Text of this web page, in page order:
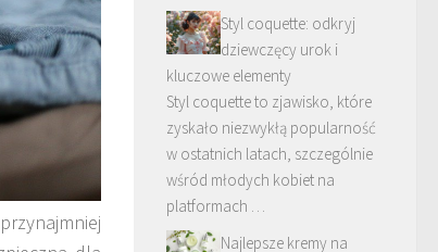
Styl coquette: odkryj
dziewczęcy urok i
kluczowe elementy
Styl coquette to zjawisko, które
zyskało niezwykłą popularność
w ostatnich latach, szczególnie
wśród młodych kobiet na
platformach …
Najlepsze kremy na